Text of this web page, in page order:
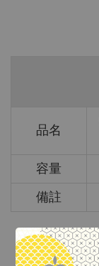
品名
容量
備註